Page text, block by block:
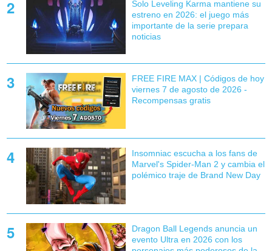
Solo Leveling Karma mantiene su
estreno en 2026: el juego más
importante de la serie prepara
noticias
FREE FIRE MAX | Códigos de hoy
viernes 7 de agosto de 2026 -
Recompensas gratis
Insomniac escucha a los fans de
Marvel's Spider-Man 2 y cambia el
polémico traje de Brand New Day
Dragon Ball Legends anuncia un
evento Ultra en 2026 con los